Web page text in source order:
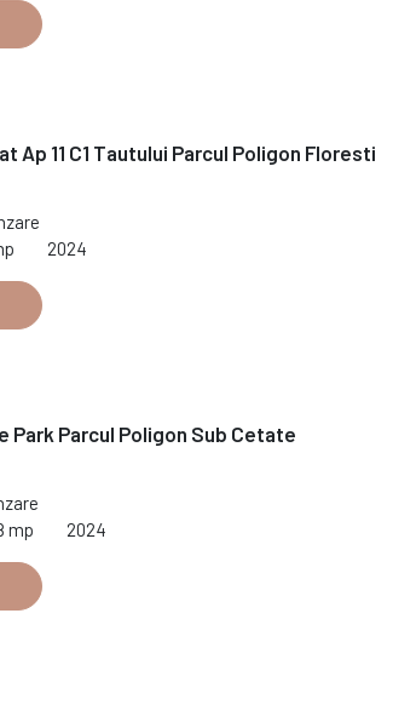
Ap 11 C1 Tautului Parcul Poligon Floresti
2024
Park Parcul Poligon Sub Cetate
mp 2024